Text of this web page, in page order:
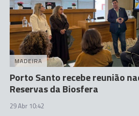
MADEIRA
Porto Santo recebe reunião
Reservas da Biosfera
29 Abr 10:42